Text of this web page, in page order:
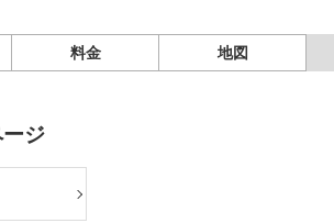
料金 地図
ジ